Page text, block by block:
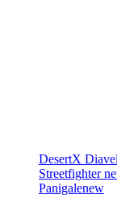
DesertX Diavel
Streetfighter
Panigalenew